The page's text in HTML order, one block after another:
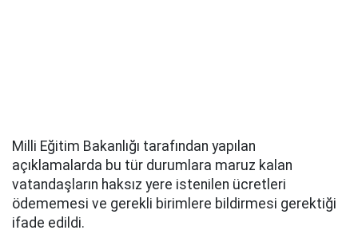
Milli Eğitim Bakanlığı tarafından yapılan
açıklamalarda bu tür durumlara maruz kalan
vatandaşların haksız yere istenilen ücretleri
ödememesi ve gerekli birimlere bildirmesi gerektiği
ifade edildi.